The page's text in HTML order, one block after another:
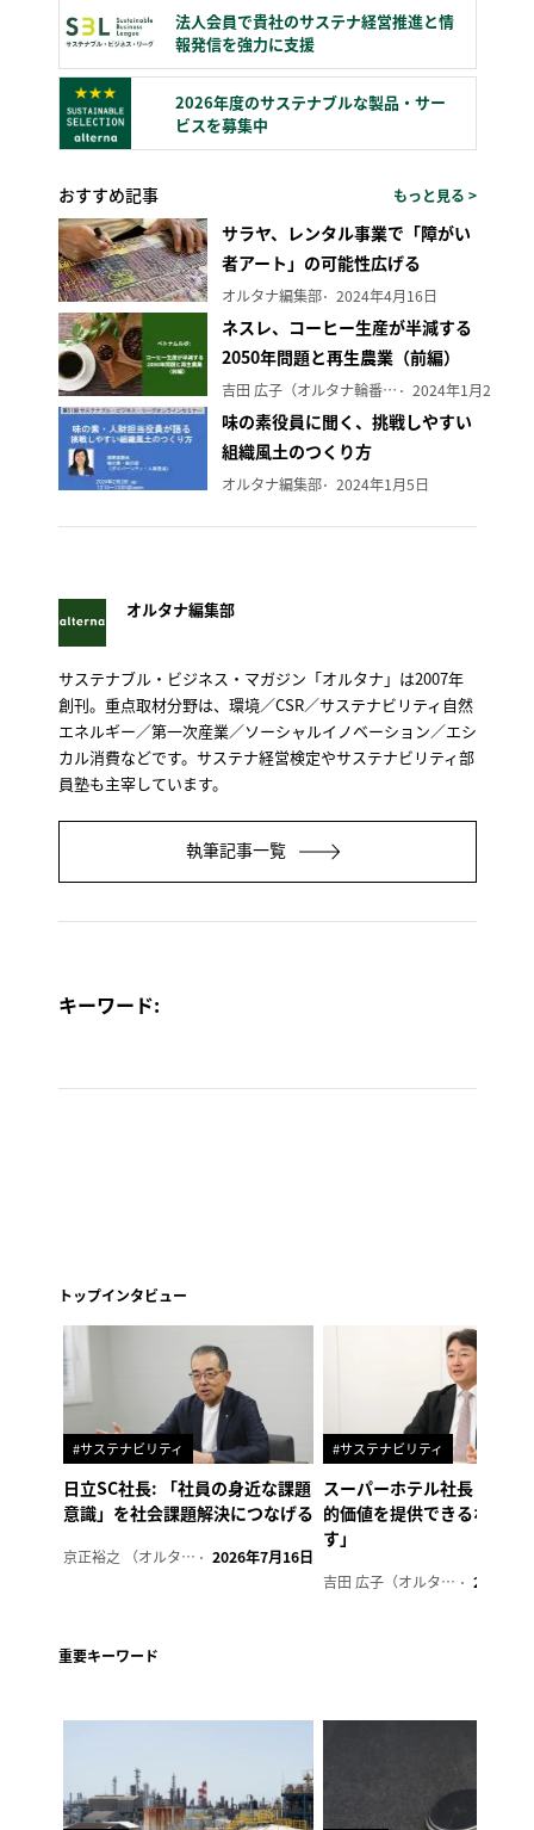
法人会員で貴社のサステナ経営推進と情
報発信を強力に支援
2026年度のサステナブルな製品・サー
ビスを募集中
おすすめ記事 もっと見る >
サラヤ、レンタル事業で「障がい
者アート」の可能性広げる
オルタナ編集部 2024年4月16日
ネスレ、コーヒー生産が半減する
2050年問題と再生農業（前編）
吉田 広子（オルタナ輪番編集長） 2024年1月29日
味の素役員に聞く、挑戦しやすい
組織風土のつくり方
オルタナ編集部 2024年1月5日
オルタナ編集部
サステナブル・ビジネス・マガジン「オルタナ」は2007年
創刊。重点取材分野は、環境／CSR／サステナビリティ自然
エネルギー／第一次産業／ソーシャルイノベーション／エシ
カル消費などです。サステナ経営検定やサステナビリティ部
員塾も主宰しています。
執筆記事一覧
キーワード:
トップインタビュー
#サステナビリティ
日立SC社長: 「社員の身近な課題
意識」を社会課題解決につなげる
京正裕之 （オルタナ副編集長） 2026年7月16日
#サステナビリティ
スーパーホテル社長「地域
的価値を提供できるホテル
す」
吉田 広子（オルタナ輪番編集長） 2026年6
重要キーワード